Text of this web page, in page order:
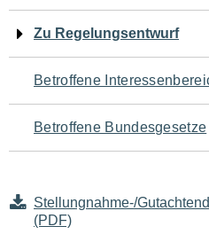
für
den
Seiteninhalt
Zu Regelungsentwurf
Betroffene
Betroffene Bundesgesetze
Stellungnahme-/
(PDF)